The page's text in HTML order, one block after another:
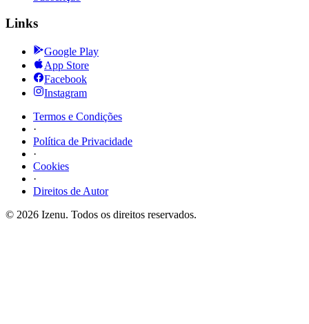
Links
Google Play
App Store
Facebook
Instagram
Termos e Condições
·
Política de Privacidade
·
Cookies
·
Direitos de Autor
© 2026 Izenu. Todos os direitos reservados.